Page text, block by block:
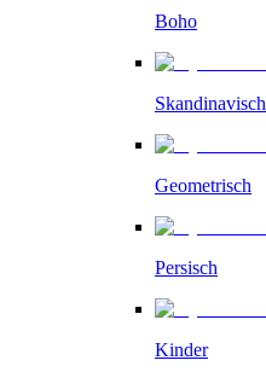
Boho
Skandinavisch
Geometrisch
Persisch
Kinder